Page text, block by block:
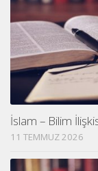
İslam – Bilim
11 TEMMUZ 2026